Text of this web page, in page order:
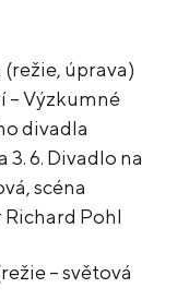
(režie, úprava)
– Výzkumné
divadla
3. 6. Divadlo na
scéna
Richard Pohl
– světová